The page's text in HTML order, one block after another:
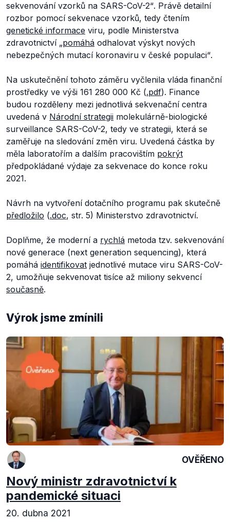
sekvenování vzorků na SARS-CoV-2“. Právě detailní
rozbor pomocí sekvenace vzorků, tedy čtením
genetické informace viru, podle Ministerstva
zdravotnictví „pomáhá odhalovat výskyt nových
nebezpečných mutací koronaviru v české populaci“.
Na uskutečnění tohoto záměru vyčlenila vláda finanční
prostředky ve výši 161 280 000 Kč (.pdf). Finance
budou rozděleny mezi jednotlivá sekvenační centra
uvedená v Národní strategii molekulárně-biologické
surveillance SARS-CoV-2, tedy ve strategii, která se
zaměřuje na sledování změn viru. Uvedená částka by
měla laboratořím a dalším pracovištím pokrýt
předpokládané výdaje za sekvenace do konce roku
2021.
Návrh na vytvoření dotačního programu pak skutečně
předložilo (.doc, str. 5) Ministerstvo zdravotnictví.
Doplňme, že moderní a rychlá metoda tzv. sekvenování
nové generace (next generation sequencing), která
pomáhá identifikovat jednotlivé mutace viru SARS-CoV-
2, umožňuje sekvenovat tisíce až miliony sekvencí
současně.
Výrok jsme zmínili
OVĚŘENO
Nový ministr zdravotnictví k
pandemické situaci
20. dubna 2021